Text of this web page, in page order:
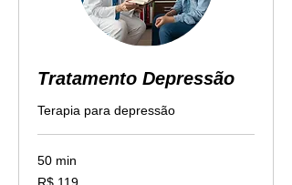
Tratamento Depressão
Terapia para depressão
50 min
119
R$ 119